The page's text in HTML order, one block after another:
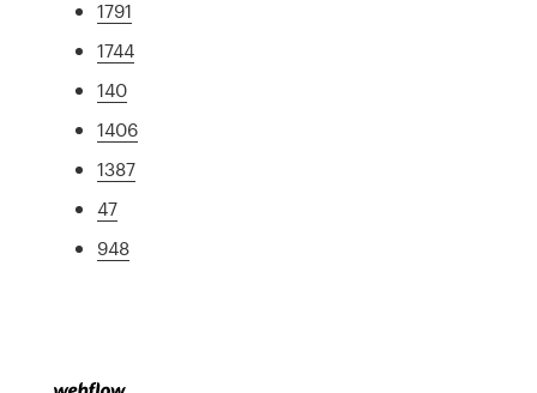
1791
1744
140
1406
1387
47
948